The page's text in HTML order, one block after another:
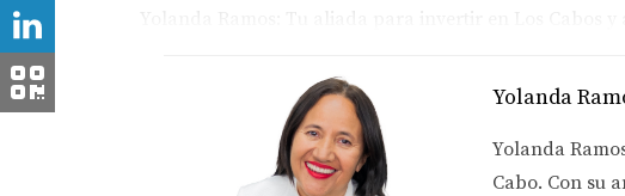
Yolanda Ramos y su equipo
Cabos y alcanzar tus sueños de lujo.
¿Por qué elegir a Yolanda Ramos?
Yolanda
Yolanda
Cabo. Con su